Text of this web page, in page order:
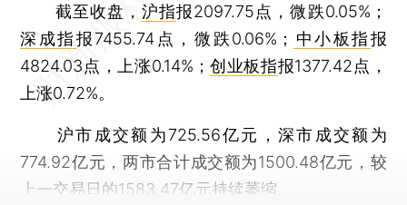
截至收盘， 沪指报2097.75点，微跌0.05%；
深成指报7455.74点，微跌0.06%； 中小板指报
4824.03点，上涨0.14%； 创业板指报1377.42点，
上涨0.72%。
沪市成交额为725.56亿元，深市成交额为
774.92亿元，两市合计成交额为1500.48亿元，较
上一交易日的1583.47亿元持续萎缩。